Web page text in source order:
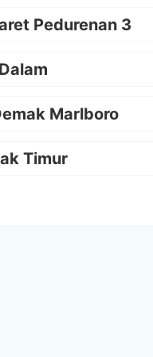
Pedurenan 3
Marlboro
Timur